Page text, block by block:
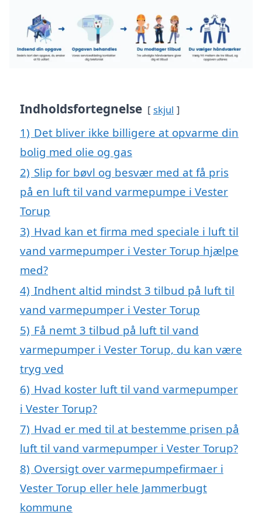
Indholdsfortegnelse skjul
1) Det bliver ikke billigere at opvarme din
bolig med olie og gas
2) Slip for bøvl og besvær med at få pris
på en luft til vand varmepumpe i Vester
Torup
3) Hvad kan et firma med speciale i luft til
vand varmepumper i Vester Torup hjælpe
med?
4) Indhent altid mindst 3 tilbud på luft til
vand varmepumper i Vester Torup
5) Få nemt 3 tilbud på luft til vand
varmepumper i Vester Torup, du kan være
tryg ved
6) Hvad koster luft til vand varmepumper
i Vester Torup?
7) Hvad er med til at bestemme prisen på
luft til vand varmepumper i Vester Torup?
8) Oversigt over varmepumpefirmaer i
Vester Torup eller hele Jammerbugt
kommune